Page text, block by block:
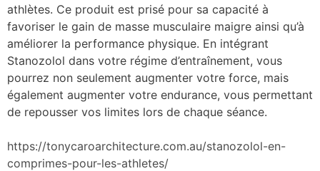
athlètes. Ce produit est prisé pour sa capacité à
favoriser le gain de masse musculaire maigre ainsi qu’à
améliorer la performance physique. En intégrant
Stanozolol dans votre régime d’entraînement, vous
pourrez non seulement augmenter votre force, mais
également augmenter votre endurance, vous permettant
de repousser vos limites lors de chaque séance.
https://tonycaroarchitecture.com.au/stanozolol-en-
comprimes-pour-les-athletes/